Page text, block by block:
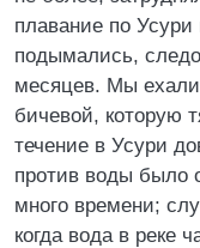
плавание по
подымались,
месяцев. Мы
бичевой, которую
течение в Усури
против воды было
много времени;
когда вода в реке